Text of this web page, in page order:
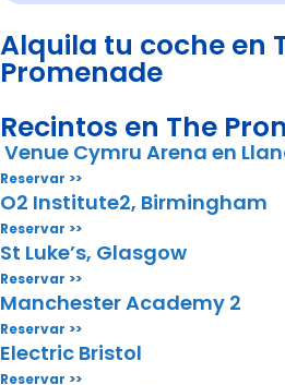
Alquila tu coche en
Promenade
Recintos en The
Venue Cymru Arena en
Reservar >>
O2 Institute2, Birmingham
Reservar >>
St Luke’s, Glasgow
Reservar >>
Manchester Academy 2
Reservar >>
Electric Bristol
Reservar >>